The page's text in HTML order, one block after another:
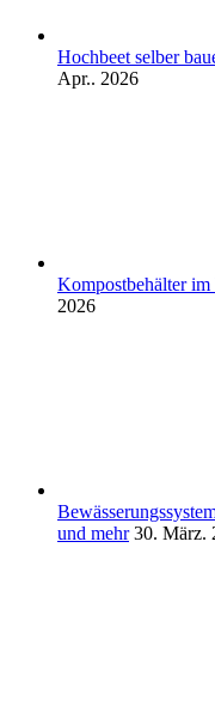
Hochbeet selber
Apr.. 2026
Kompostbehälter
2026
und mehr 30. März.